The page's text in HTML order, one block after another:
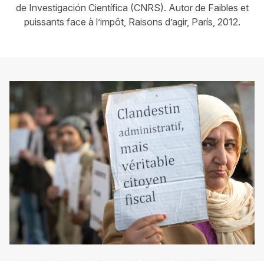
de Investigación Científica (CNRS). Autor de Faibles et
puissants face à l’impôt, Raisons d’agir, París, 2012.